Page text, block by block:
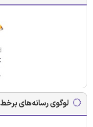
لوگوی رسانه‌های برخط